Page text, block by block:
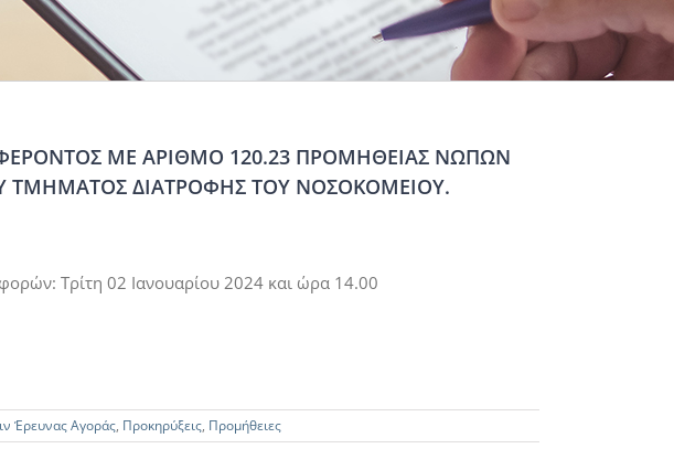
ΜΕ ΑΡΙΘΜΟ 120.23 ΠΡΟΜΗΘΕΙΑΣ ΝΩΠΩΝ
ΤΜΗΜΑΤΟΣ ΔΙΑΤΡΟΦΗΣ ΤΟΥ ΝΟΣΟΚΟΜΕΙΟΥ.
Τρίτη 02 Ιανουαρίου 2024 και ώρα 14.00
Έρευνας Αγοράς, Προκηρύξεις, Προμήθειες